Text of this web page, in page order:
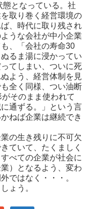
となっている。社
取り巻く経営環境の
、時代に取り残され
うな会社が中小企業
、「会社の寿命30
るま湯に浸かってい
てしまい、ついに死
よう、経営体制を見
全く同様、つい油断
そのまま使われて
通ずる。」という言
ねば企業は継続でき
の生き残りに不可欠
ていて、たくましく
べての企業が社会に
）となるよう、変わ
ではなく・・・。
ょう。